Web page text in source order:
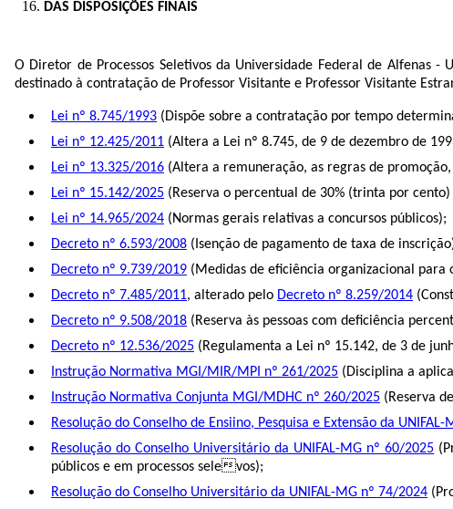
DAS DISPOSIÇÕES FINAIS
O Diretor de Processos Seletivos da Universidade Federal de Alfenas -
destinado à contratação de Professor Visitante e Professor Visitante
Lei nº 8.745/1993 (Dispõe sobre a contratação por tempo
Lei nº 12.425/2011 (Altera a Lei nº 8.745, de 9 de dezembro de
Lei nº 13.325/2016 (Altera a remuneração, as regras de
Lei nº 15.142/2025 (Reserva o percentual de 30% (trinta por
Lei nº 14.965/2024 (Normas gerais relativas a concursos públicos);
Decreto nº 6.593/2008 (Isenção de pagamento de taxa de
Decreto nº 9.739/2019 (Medidas de eficiência organizacional
Decreto nº 7.485/2011, alterado pelo Decreto nº 8.259/2014
Decreto nº 9.508/2018 (Reserva às pessoas com deficiência
Decreto nº 12.536/2025 (Regulamenta a Lei nº 15.142, de 3 de
Instrução Normativa MGI/MIR/MPI nº 261/2025 (Disciplina a
Instrução Normativa Conjunta MGI/MDHC nº 260/2025 (Reserva
Resolução do Conselho de Ensiino, Pesquisa e Extensão da
Resolução do Conselho Universitário da UNIFAL-MG nº 60/2025 (
públicos e em processos selevos);
Resolução do Conselho Universitário da UNIFAL-MG nº 74/2024